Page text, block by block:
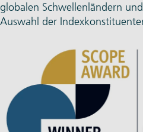
globalen Schwellenländern
Auswahl der